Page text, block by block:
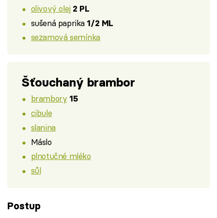
olivový olej 2 PL
sušená paprika 1/2 ML
sezamová semínka
Šťouchaný brambor
brambory 15
cibule
slanina
Máslo
plnotučné mléko
sůl
Postup